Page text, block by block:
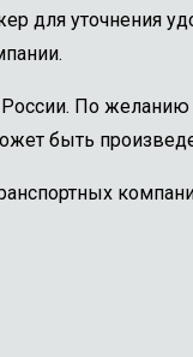
для уточнения
По желанию
быть